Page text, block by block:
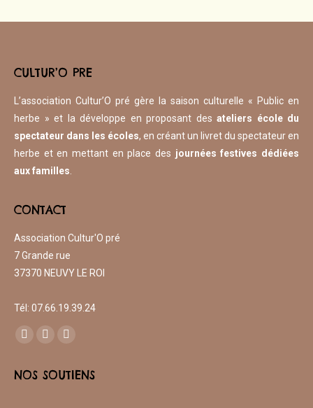
CULTUR’O PRE
L’association Cultur’O pré gère la saison culturelle « Public en
herbe » et la développe en proposant des ateliers école du
spectateur dans les écoles, en créant un livret du spectateur en
herbe et en mettant en place des journées festives dédiées
aux familles
CONTACT
Association Cultur'O pré
7 Grande rue
37370 NEUVY LE ROI
​Tél: 07.66.19.39.24
Trouvez nous sur :
opensopensopens
NOS SOUTIENS